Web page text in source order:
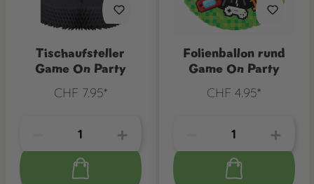
Tischaufsteller
Game On Party
CHF 7.95*
Folienballon rund
Game On Party
CHF 4.95*